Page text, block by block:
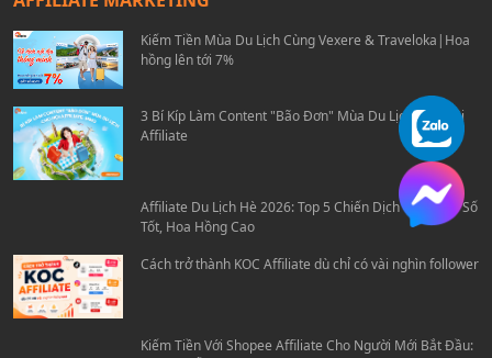
AFFILIATE MARKETING
hồng lên tới 7%
3 Bí Kíp Làm Content "Bão Đơn" Mùa Du Lịch Cho Hội
Affiliate Du Lịch Hè 2026: Top 5 Chiến Dịch Travel Ra Số
Tốt, Hoa Hồng Cao
Cách trở thành KOC Affiliate dù chỉ có vài nghìn follower